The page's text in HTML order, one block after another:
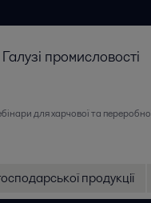
Галузі промисловості
для харчової та
продукції